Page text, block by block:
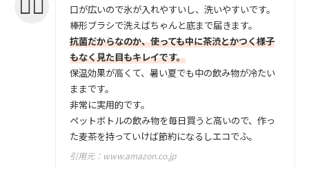
口が広いので氷が入れやすいし、洗いやすいです。
棒形ブラシで洗えばちゃんと底まで届きます。
抗菌だからなのか、使っても中に茶渋とかつく様子
もなく見た目もキレイです。
保温効果が高くて、暑い夏でも中の飲み物が冷たい
ままです。
非常に実用的です。
ペットボトルの飲み物を毎日買うと高いので、作っ
た麦茶を持っていけば節約になるしエコでふ。
引用元： www.amazon.co.jp